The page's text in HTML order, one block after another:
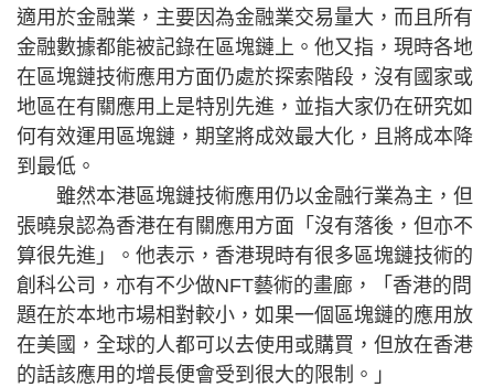
適用於金融業，主要因為金融業交易量大，而且所有
金融數據都能被記錄在區塊鏈上。他又指，現時各地
在區塊鏈技術應用方面仍處於探索階段，沒有國家或
地區在有關應用上是特別先進，並指大家仍在研究如
何有效運用區塊鏈，期望將成效最大化，且將成本降
到最低。
雖然本港區塊鏈技術應用仍以金融行業為主，但
張曉泉認為香港在有關應用方面「沒有落後，但亦不
算很先進」。他表示，香港現時有很多區塊鏈技術的
創科公司，亦有不少做NFT藝術的畫廊，「香港的問
題在於本地市場相對較小，如果一個區塊鏈的應用放
在美國，全球的人都可以去使用或購買，但放在香港
的話該應用的增長便會受到很大的限制。」